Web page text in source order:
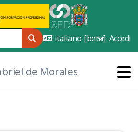
Accedi
de Morales